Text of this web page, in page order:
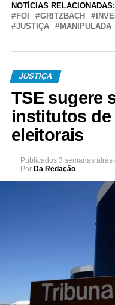
NOTÍCIAS RELACIONADAS:
FOI
GRITZBACH
JUSTIÇA
MANIPULADA
JUSTIÇA
TSE sugere
institutos
eleitorais
Publicados 3 semanas atrás
Por Da Redação